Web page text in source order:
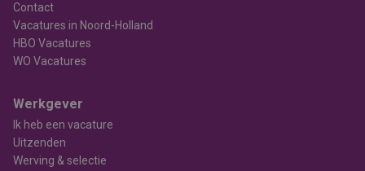
Contact
Vacatures in Noord-Holland
HBO Vacatures
WO Vacatures
Werkgever
Ik heb een vacature
Uitzenden
Werving & selectie